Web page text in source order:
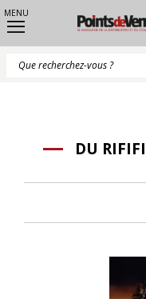
MENU
DU